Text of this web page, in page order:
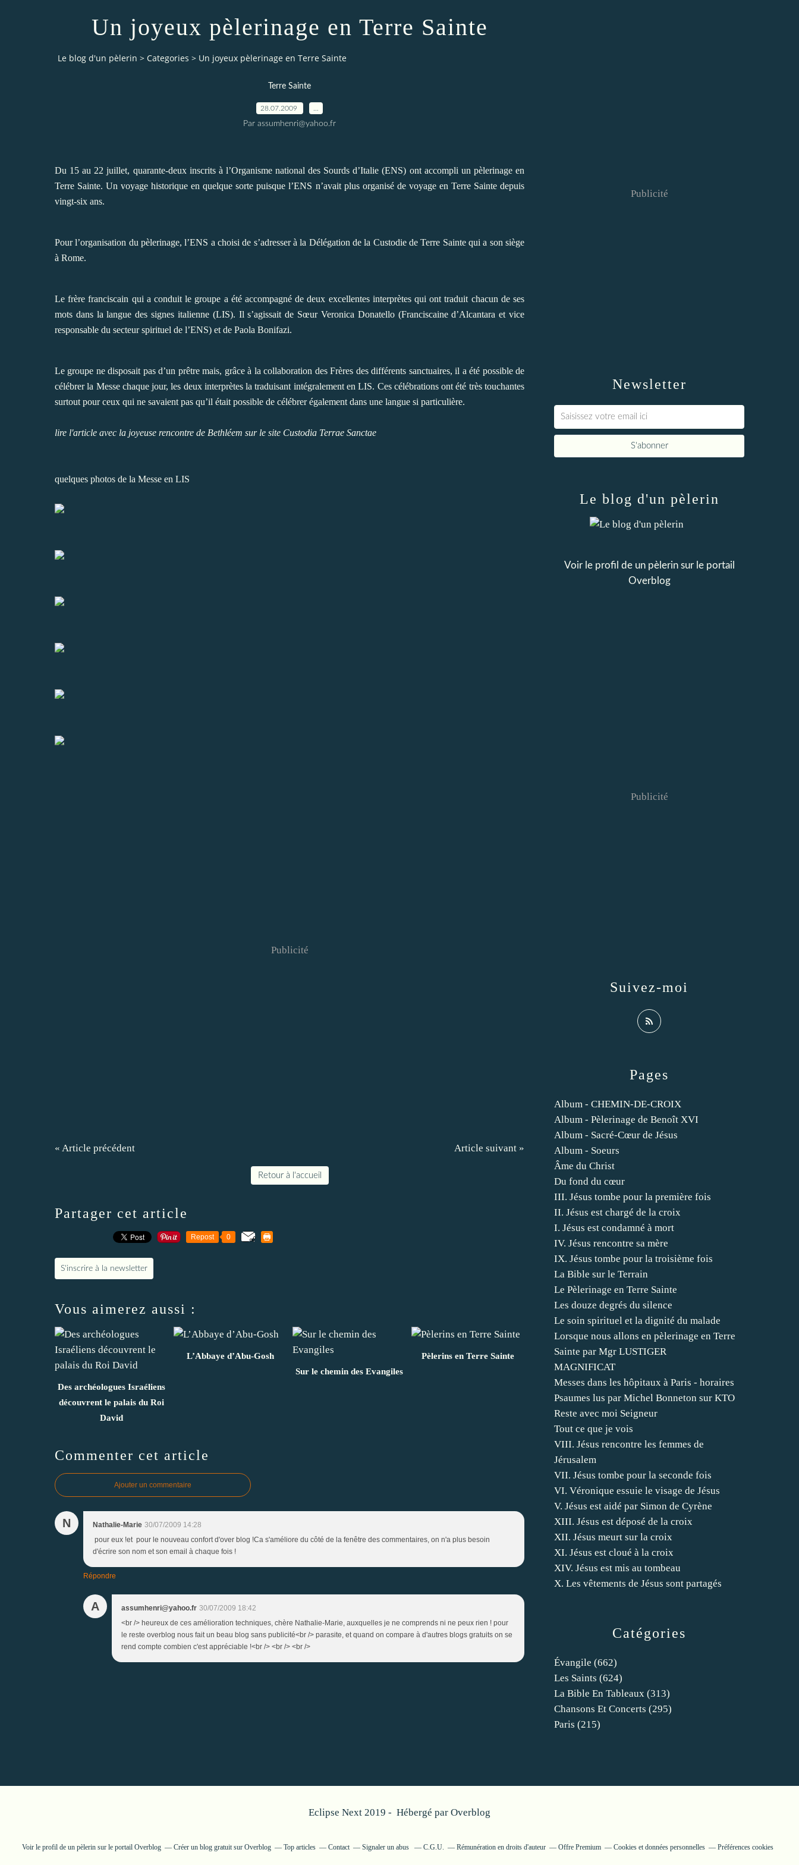
Un joyeux pèlerinage en Terre Sainte
Le blog d'un pèlerin > Categories > Un joyeux pèlerinage en Terre Sainte
Terre Sainte
28.07.2009
Par assumhenri@yahoo.fr
Du 15 au 22 juillet, quarante-deux inscrits à l’Organisme national des Sourds d’Italie (ENS) ont accompli un pèlerinage en
Terre Sainte. Un voyage historique en quelque sorte puisque l’ENS n’avait plus organisé de voyage en Terre Sainte depuis
vingt-six ans.
Pour l’organisation du pèlerinage, l’ENS a choisi de s’adresser à la Délégation de la Custodie de Terre Sainte qui a son siège
à Rome.
Le frère franciscain qui a conduit le groupe a été accompagné de deux excellentes interprètes qui ont traduit chacun de ses
mots dans la langue des signes italienne (LIS). Il s’agissait de Sœur Veronica Donatello (Franciscaine d’Alcantara et vice
responsable du secteur spirituel de l’ENS) et de Paola Bonifazi.
Le groupe ne disposait pas d’un prêtre mais, grâce à la collaboration des Frères des différents sanctuaires, il a été possible de
célébrer la Messe chaque jour, les deux interprètes la traduisant intégralement en LIS. Ces célébrations ont été très touchantes
surtout pour ceux qui ne savaient pas qu’il était possible de célébrer également dans une langue si particulière.
lire l'article avec la joyeuse rencontre de Bethléem sur le site Custodia Terrae Sanctae
quelques photos de la Messe en LIS
Publicité
« Article précédent Article suivant »
Retour à l'accueil
Partager cet article
Repost 0
S'inscrire à la newsletter
Vous aimerez aussi :
Des archéologues Israéliens
découvrent le palais du Roi
David
L’Abbaye d’Abu-Gosh
Sur le chemin des Evangiles
Pèlerins en Terre Sainte
Commenter cet article
Ajouter un commentaire
N Nathalie-Marie 30/07/2009 14:28
pour eux !et pour le nouveau confort d'over blog !Ca s'améliore du côté de la fenêtre des commentaires, on n'a plus besoin
d'écrire son nom et son email à chaque fois !
Répondre
A assumhenri@yahoo.fr 30/07/2009 18:42
<br /> heureux de ces amélioration techniques, chère Nathalie-Marie, auxquelles je ne comprends ni ne peux rien ! pour
le reste overblog nous fait un beau blog sans publicité<br /> parasite, et quand on compare à d'autres blogs gratuits on se
rend compte combien c'est appréciable !<br /> <br /> <br />
Newsletter
Publicité
Catégories
Évangile (662)
Les Saints (624)
La Bible En Tableaux (313)
Chansons Et Concerts (295)
Paris (215)
Pages
Album - CHEMIN-DE-CROIX
Album - Pèlerinage de Benoît XVI
Album - Sacré-Cœur de Jésus
Album - Soeurs
Âme du Christ
Du fond du cœur
III. Jésus tombe pour la première fois
II. Jésus est chargé de la croix
I. Jésus est condamné à mort
IV. Jésus rencontre sa mère
IX. Jésus tombe pour la troisième fois
La Bible sur le Terrain
Le Pèlerinage en Terre Sainte
Les douze degrés du silence
Le soin spirituel et la dignité du malade
Lorsque nous allons en pèlerinage en Terre
Sainte par Mgr LUSTIGER
MAGNIFICAT
Messes dans les hôpitaux à Paris - horaires
Psaumes lus par Michel Bonneton sur KTO
Reste avec moi Seigneur
Tout ce que je vois
VIII. Jésus rencontre les femmes de
Jérusalem
VII. Jésus tombe pour la seconde fois
VI. Véronique essuie le visage de Jésus
V. Jésus est aidé par Simon de Cyrène
XIII. Jésus est déposé de la croix
XII. Jésus meurt sur la croix
XI. Jésus est cloué à la croix
XIV. Jésus est mis au tombeau
X. Les vêtements de Jésus sont partagés
Le blog d'un pèlerin
Voir le profil de un pèlerinsur le portail
Overblog
Suivez-moi
Publicité
Eclipse Next 2019 - Hébergé par Overblog
Voir le profil de un pèlerin sur le portail Overblog Créer un blog gratuit sur Overblog Top articles Contact Signaler un abus C.G.U. Rémunération en droits d'auteur Offre Premium Cookies et données personnelles Préférences cookies